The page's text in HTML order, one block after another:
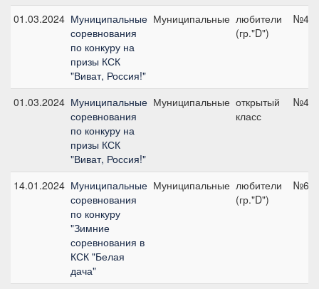
01.03.2024 Муниципальные
соревнования
по конкуру на
призы КСК
"Виват, Россия!"
Муниципальные любители
(гр."D")
№4,
01.03.2024 Муниципальные
соревнования
по конкуру на
призы КСК
"Виват, Россия!"
Муниципальные открытый
класс
№4,
14.01.2024 Муниципальные
соревнования
по конкуру
"Зимние
соревнования в
КСК "Белая
дача"
Муниципальные любители
(гр."D")
№6,